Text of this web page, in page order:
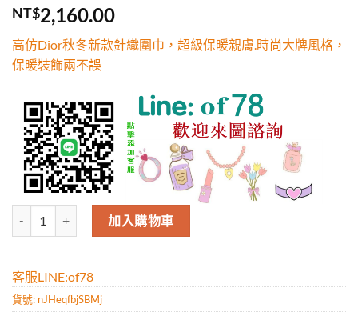
評分5.00 /
5，已有
1
位
分
NT$2,160.00
高仿Dior秋冬新款針織圍巾，超級保暖親膚.時尚大牌風格，
保暖裝飾兩不誤
高仿Dior秋冬新款針織圍巾，超級保暖親膚.時尚大牌風格，保暖裝飾
加入購物車
客服LINE:of78
貨號: nJHeqfbjSBMj